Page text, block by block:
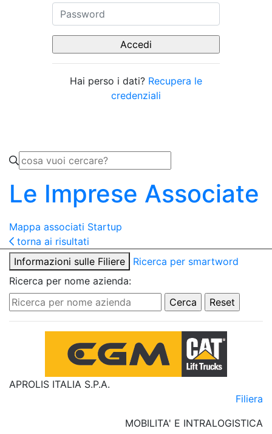
Hai perso i dati? Recupera le
credenziali
Le Imprese Associate
Mappa associati Startup
torna ai risultati
Informazioni sulle Filiere
Ricerca per smartword
Ricerca per nome azienda:
APROLIS ITALIA S.P.A.
Filiera
MOBILITA' E INTRALOGISTICA